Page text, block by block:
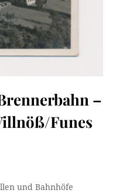
–
Funes
und Bahnhöfe